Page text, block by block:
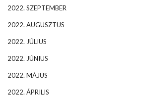
2022. SZEPTEMBER
2022. AUGUSZTUS
2022. JÚLIUS
2022. JÚNIUS
2022. MÁJUS
2022. ÁPRILIS